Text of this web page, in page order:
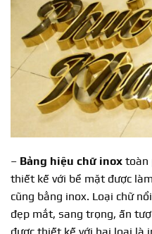
– Bảng hiệu chữ inox toàn
thiết kế với bề mặt được
cũng bằng inox. Loại chữ
đẹp mắt, sang trọng, ấn